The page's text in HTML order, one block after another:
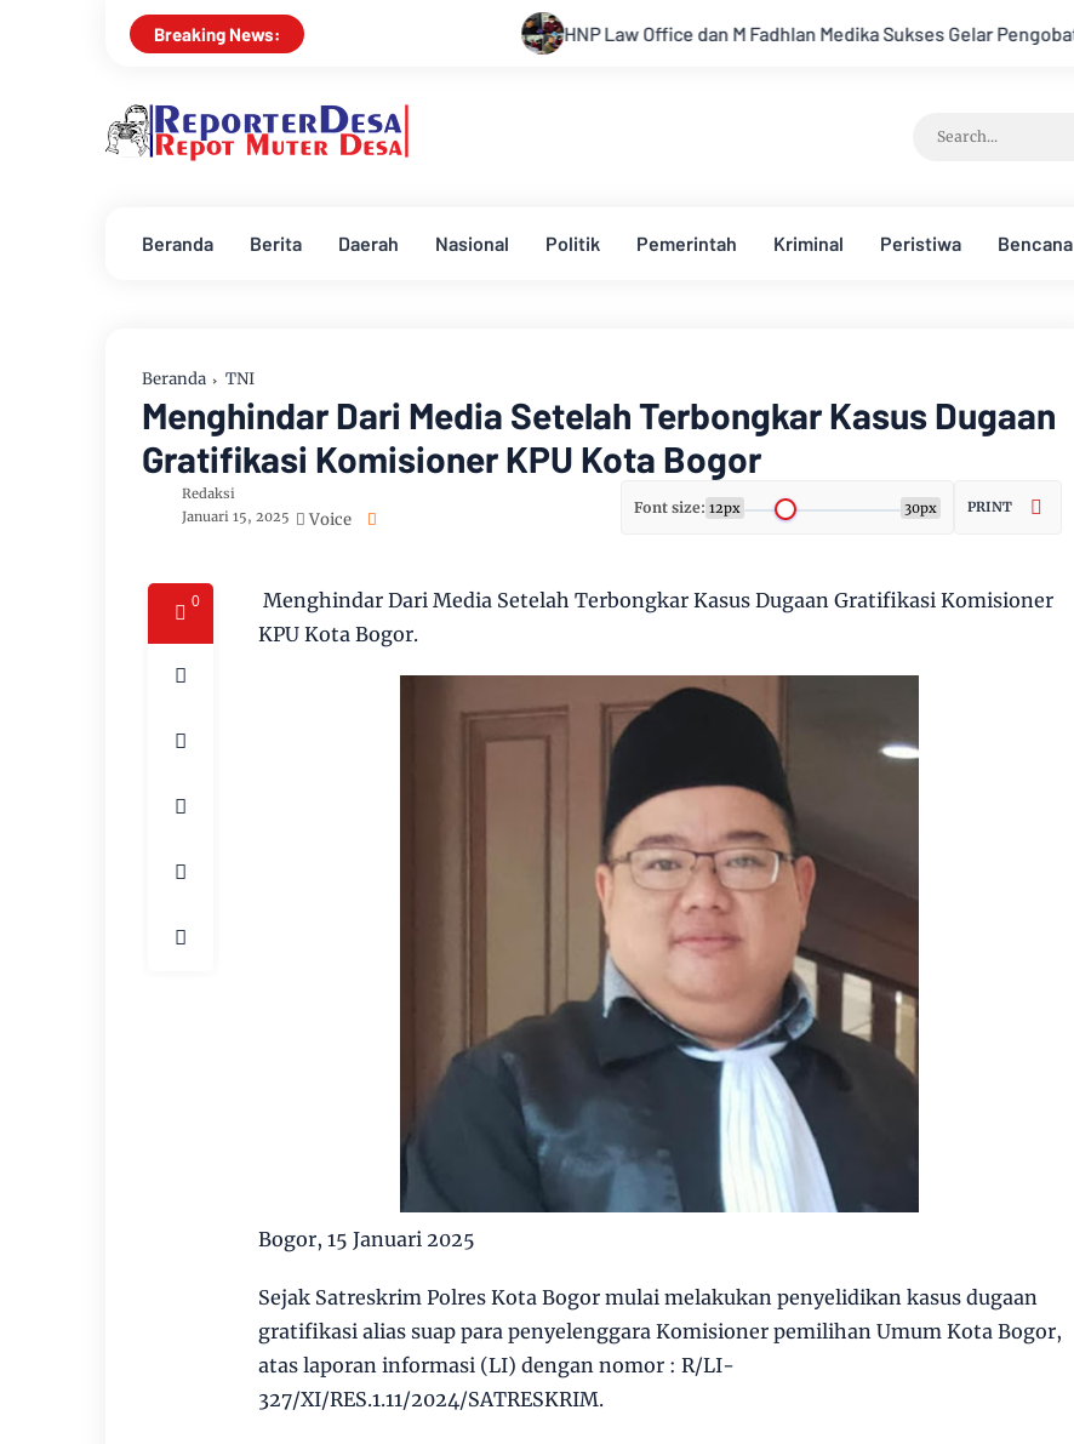
Breaking News: HNP Law Office dan M Fadhlan Medika Sukses Gelar Pengobatan Gratis Sehari Penuh
Beranda Berita Daerah Nasional Politik Pemerintah Kriminal Peristiwa Bencana
Beranda TNI
Menghindar Dari Media Setelah Terbongkar Kasus Dugaan
Gratifikasi Komisioner KPU Kota Bogor
Redaksi
Januari 15, 2025
Voice
Font size: 12px 30px PRINT
0
Menghindar Dari Media Setelah Terbongkar Kasus Dugaan Gratifikasi Komisioner
KPU Kota Bogor.
Bogor, 15 Januari 2025
Sejak Satreskrim Polres Kota Bogor mulai melakukan penyelidikan kasus dugaan
gratifikasi alias suap para penyelenggara Komisioner pemilihan Umum Kota Bogor,
atas laporan informasi (LI) dengan nomor : R/LI-
327/XI/RES.1.11/2024/SATRESKRIM.